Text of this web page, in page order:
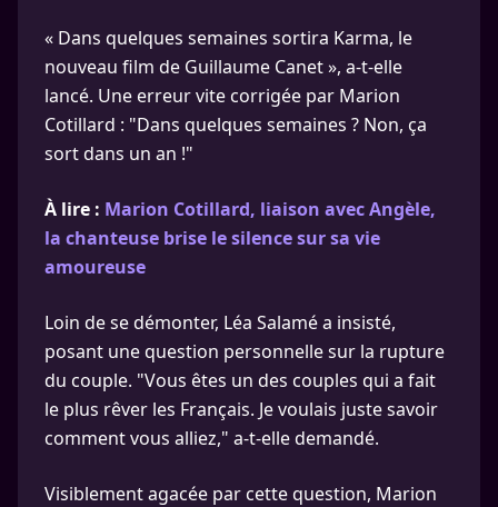
« Dans quelques semaines sortira Karma, le
nouveau film de Guillaume Canet », a-t-elle
lancé. Une erreur vite corrigée par Marion
Cotillard : "Dans quelques semaines ? Non, ça
sort dans un an !"
À lire : Marion Cotillard, liaison avec Angèle,
la chanteuse brise le silence sur sa vie
amoureuse
Loin de se démonter, Léa Salamé a insisté,
posant une question personnelle sur la rupture
du couple. "Vous êtes un des couples qui a fait
le plus rêver les Français. Je voulais juste savoir
comment vous alliez," a-t-elle demandé.
Visiblement agacée par cette question, Marion